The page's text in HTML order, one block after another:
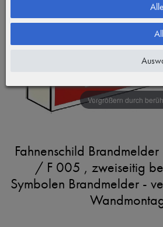
Vergrößern durch
Fahnenschild
/ F 005 , zweiseitig
Symbolen Brandmelder -